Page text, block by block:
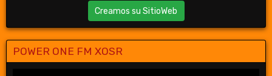
Creamos su SitioWeb
POWER ONE FM XOSR